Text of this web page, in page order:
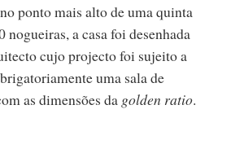
ponto mais alto de uma quinta
a casa foi desenhada
cujo projecto foi sujeito a
uma sala de
as dimensões da golden ratio.